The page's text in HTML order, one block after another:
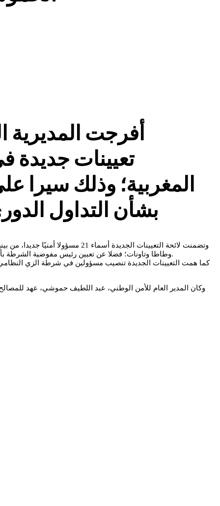
أفرجت المديرية
تعيينات جديدة
المغربية؛ وذلك سيرا
بشأن التداول
وتضمنت لائحة التعيينات
وطاطا وتاونات؛ فضلا عن تعيين رئيس مفوضية الشرطة بأبي الجعد وخمسة رؤساء دوائر أمنية بكل من مكناس والمحاميد والخميسات والرباط والدار البيضاء، وتنقيل حميد بحري إلى منطقة بندباب في فاس.
كما همت التعيينات الجديدة تنصيب مسؤولين في شرطة الزي
وكان المدير العام للأمن الوطني، عبد اللطيف حموشي، عهد